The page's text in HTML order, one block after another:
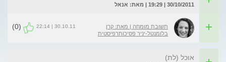
30/10/2011 | 19:29 | מאת: אנאל
תשובת מומחה | מאת: קרן
בלומנטל-יניר פסיכותרפיסטית
30.10.11 | 22:14
(0)
אוכל (לת)